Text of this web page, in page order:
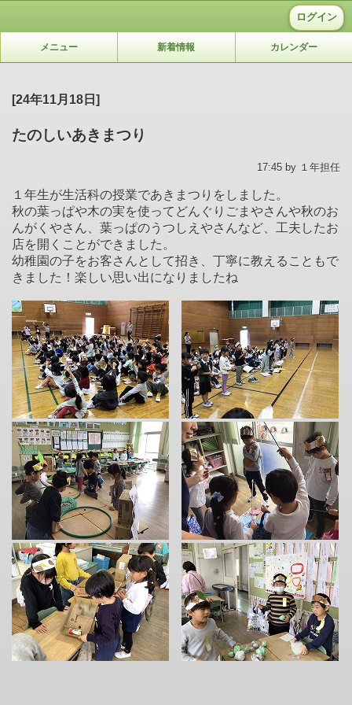
ログイン
メニュー 新着情報 カレンダー
[24年11月18日]
たのしいあきまつり
17:45 by １年担任
１年生が生活科の授業であきまつりをしました。
秋の葉っぱや木の実を使ってどんぐりごまやさんや秋のお
んがくやさん、葉っぱのうつしえやさんなど、工夫したお
店を開くことができました。
幼稚園の子をお客さんとして招き、丁寧に教えることもで
きました！楽しい思い出になりましたね